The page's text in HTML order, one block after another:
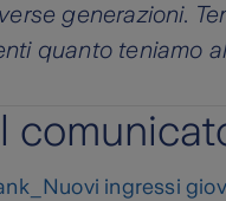
generazioni.
quanto teniamo
ingressi